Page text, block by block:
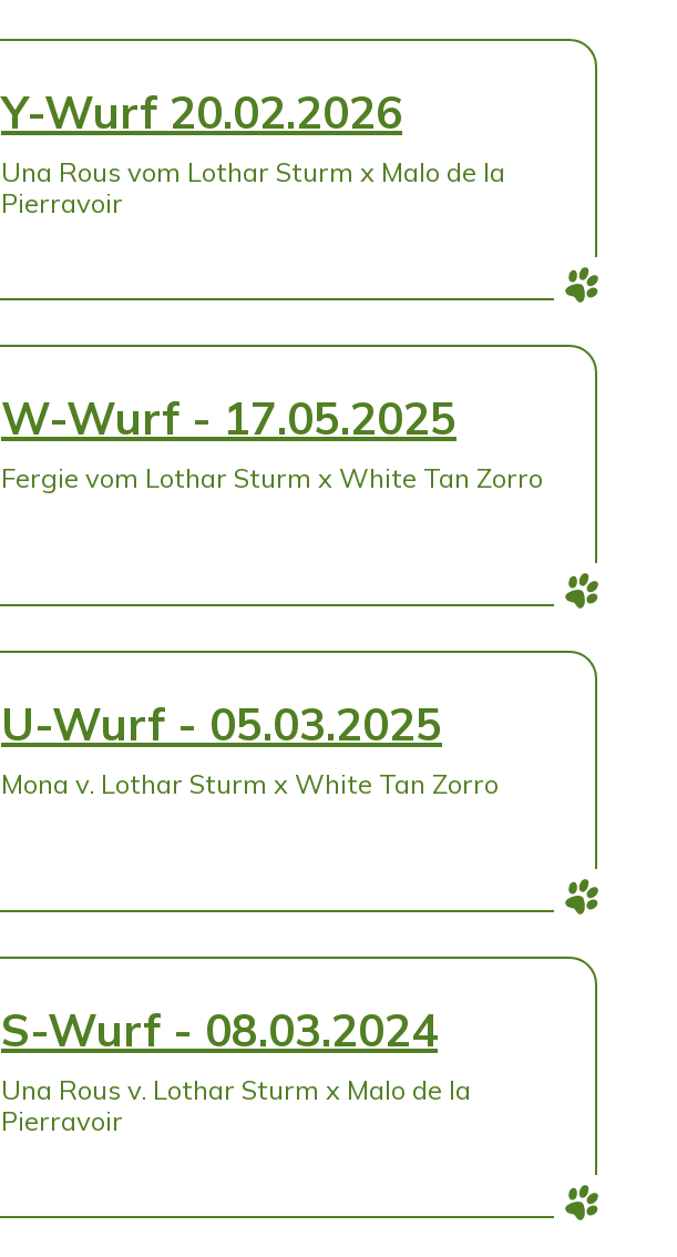
Y-Wurf 20.02.2026
Una Rous vom Lothar Sturm x Malo de la
Pierravoir
W-Wurf - 17.05.2025
Fergie vom Lothar Sturm x White Tan Zorro
U-Wurf - 05.03.2025
Mona v. Lothar Sturm x White Tan Zorro
S-Wurf - 08.03.2024
Una Rous v. Lothar Sturm x Malo de la
Pierravoir